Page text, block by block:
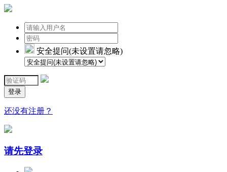
安全提问(未设置请忽略)
登录
还没有注册？
请先登录